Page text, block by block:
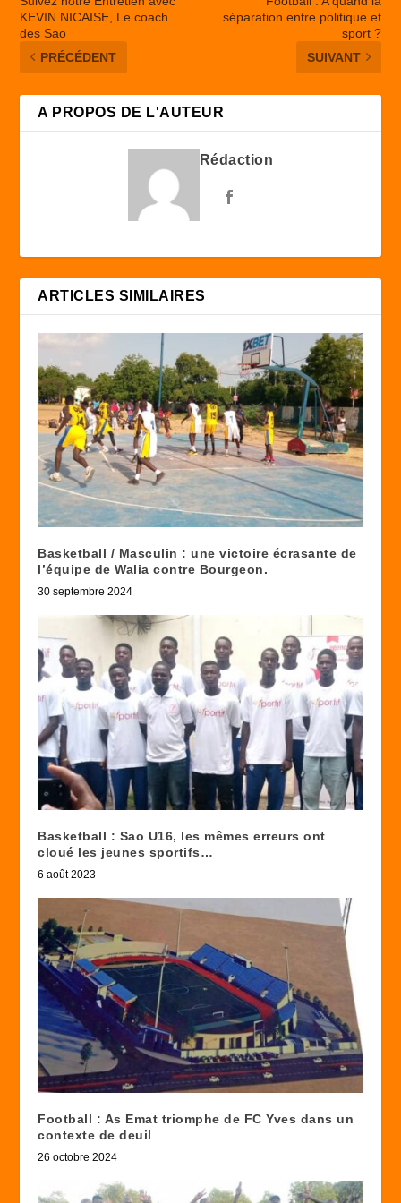
KEVIN NICAISE, Le coach
des Sao
PRÉCÉDENT
séparation entre politique et
sport ?
SUIVANT
A PROPOS DE L'AUTEUR
Rédaction
ARTICLES SIMILAIRES
Basketball / Masculin : une victoire écrasante de
l’équipe de Walia contre Bourgeon.
30 septembre 2024
Basketball : Sao U16, les mêmes erreurs ont
cloué les jeunes sportifs…
6 août 2023
Football : As Emat triomphe de FC Yves dans un
contexte de deuil
26 octobre 2024